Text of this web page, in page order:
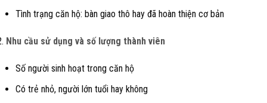
Tình trạng căn hộ: bàn giao thô hay đã hoàn thiện cơ bản
Nhu cầu sử dụng và số lượng thành viên
Số người sinh hoạt trong căn hộ
Có trẻ nhỏ, người lớn tuổi hay không